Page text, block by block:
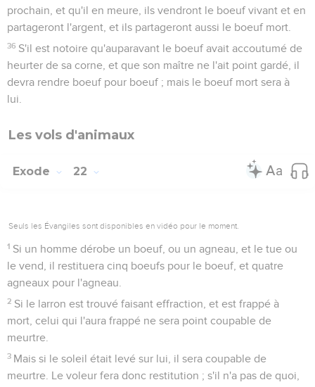
prochain, et qu'il en meure, ils vendront le boeuf vivant et en
partageront l'argent, et ils partageront aussi le boeuf mort.
36 S'il est notoire qu'auparavant le boeuf avait accoutumé de
heurter de sa corne, et que son maître ne l'ait point gardé, il
devra rendre boeuf pour boeuf ; mais le boeuf mort sera à
lui.
Les vols d'animaux
Exode 22
Seuls les Évangiles sont disponibles en vidéo pour le moment.
1 Si un homme dérobe un boeuf, ou un agneau, et le tue ou
le vend, il restituera cinq boeufs pour le boeuf, et quatre
agneaux pour l'agneau.
2 Si le larron est trouvé faisant effraction, et est frappé à
mort, celui qui l'aura frappé ne sera point coupable de
meurtre.
3 Mais si le soleil était levé sur lui, il sera coupable de
meurtre. Le voleur fera donc restitution ; s'il n'a pas de quoi,